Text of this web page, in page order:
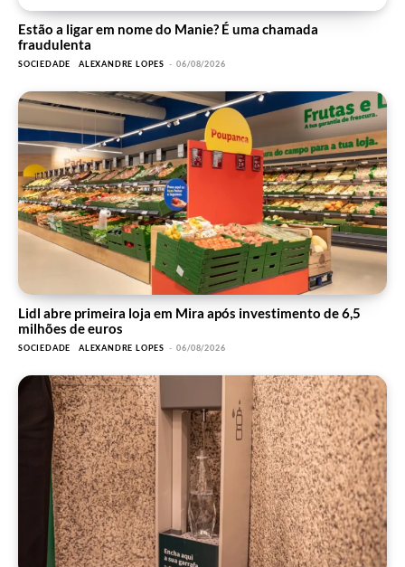
Estão a ligar em nome do Manie? É uma chamada
fraudulenta
SOCIEDADE ALEXANDRE LOPES - 06/08/2026
Lidl abre primeira loja em Mira após investimento de 6,5
milhões de euros
SOCIEDADE ALEXANDRE LOPES - 06/08/2026